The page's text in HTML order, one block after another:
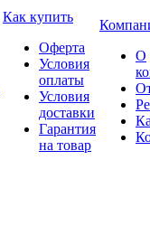
Как купить
Оферта
Условия
оплаты
Условия
доставки
Гарантия
на товар
О